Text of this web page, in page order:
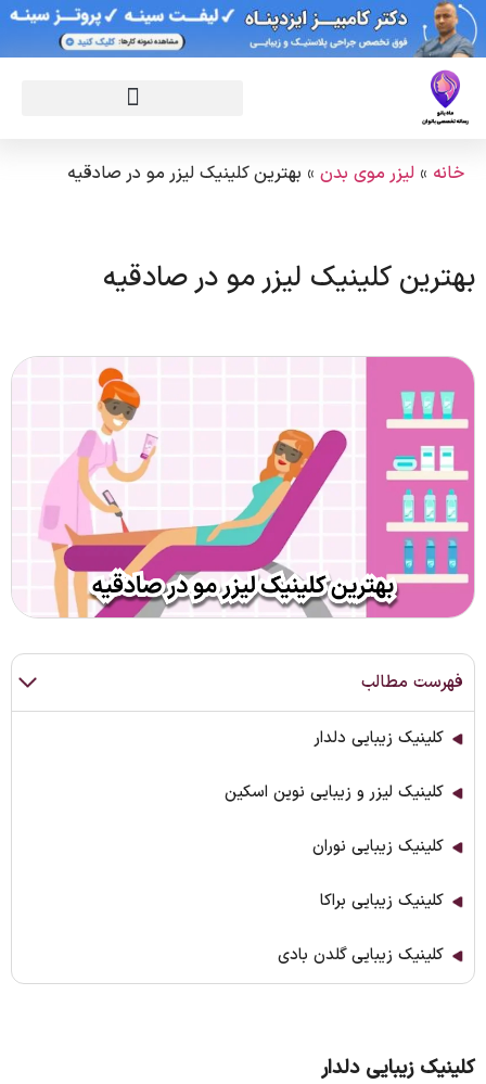
خانه » لیزر موی بدن » بهترین کلینیک لیزر مو در صادقیه
بهترین کلینیک لیزر مو در صادقیه
فهرست مطالب
کلینیک زیبایی دلدار
كلينيک ليزر و زيبايی نوين اسكين
کلینیک زیبایی نوران
کلینیک زیبایی براکا
کلینیک زیبایی گلدن بادی
کلینیک زیبایی دلدار